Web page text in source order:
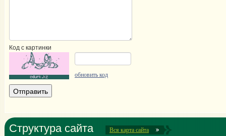
Код с картинки
обновить код
Структура сайта Вся карта сайта